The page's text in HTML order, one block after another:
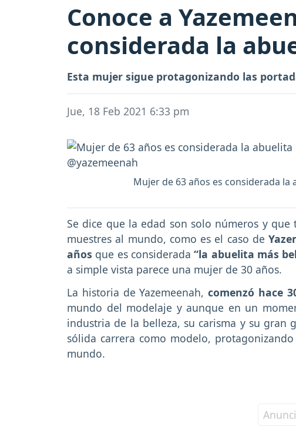
Conoce a
considerada la
Esta mujer sigue protagonizando las
Jue, 18 Feb 2021 6:33 pm
Mujer de 63 años es considerada
Se dice que la edad son solo números y
muestres al mundo, como es el caso de
años que es considerada“la abuelita más
a simple vista parece una mujer de 30 años.
La historia de Yazemeenah, comenzó hace
mundo del modelaje y aunque en un
industria de la belleza, su carisma y su gran
sólida carrera como modelo,
mundo.